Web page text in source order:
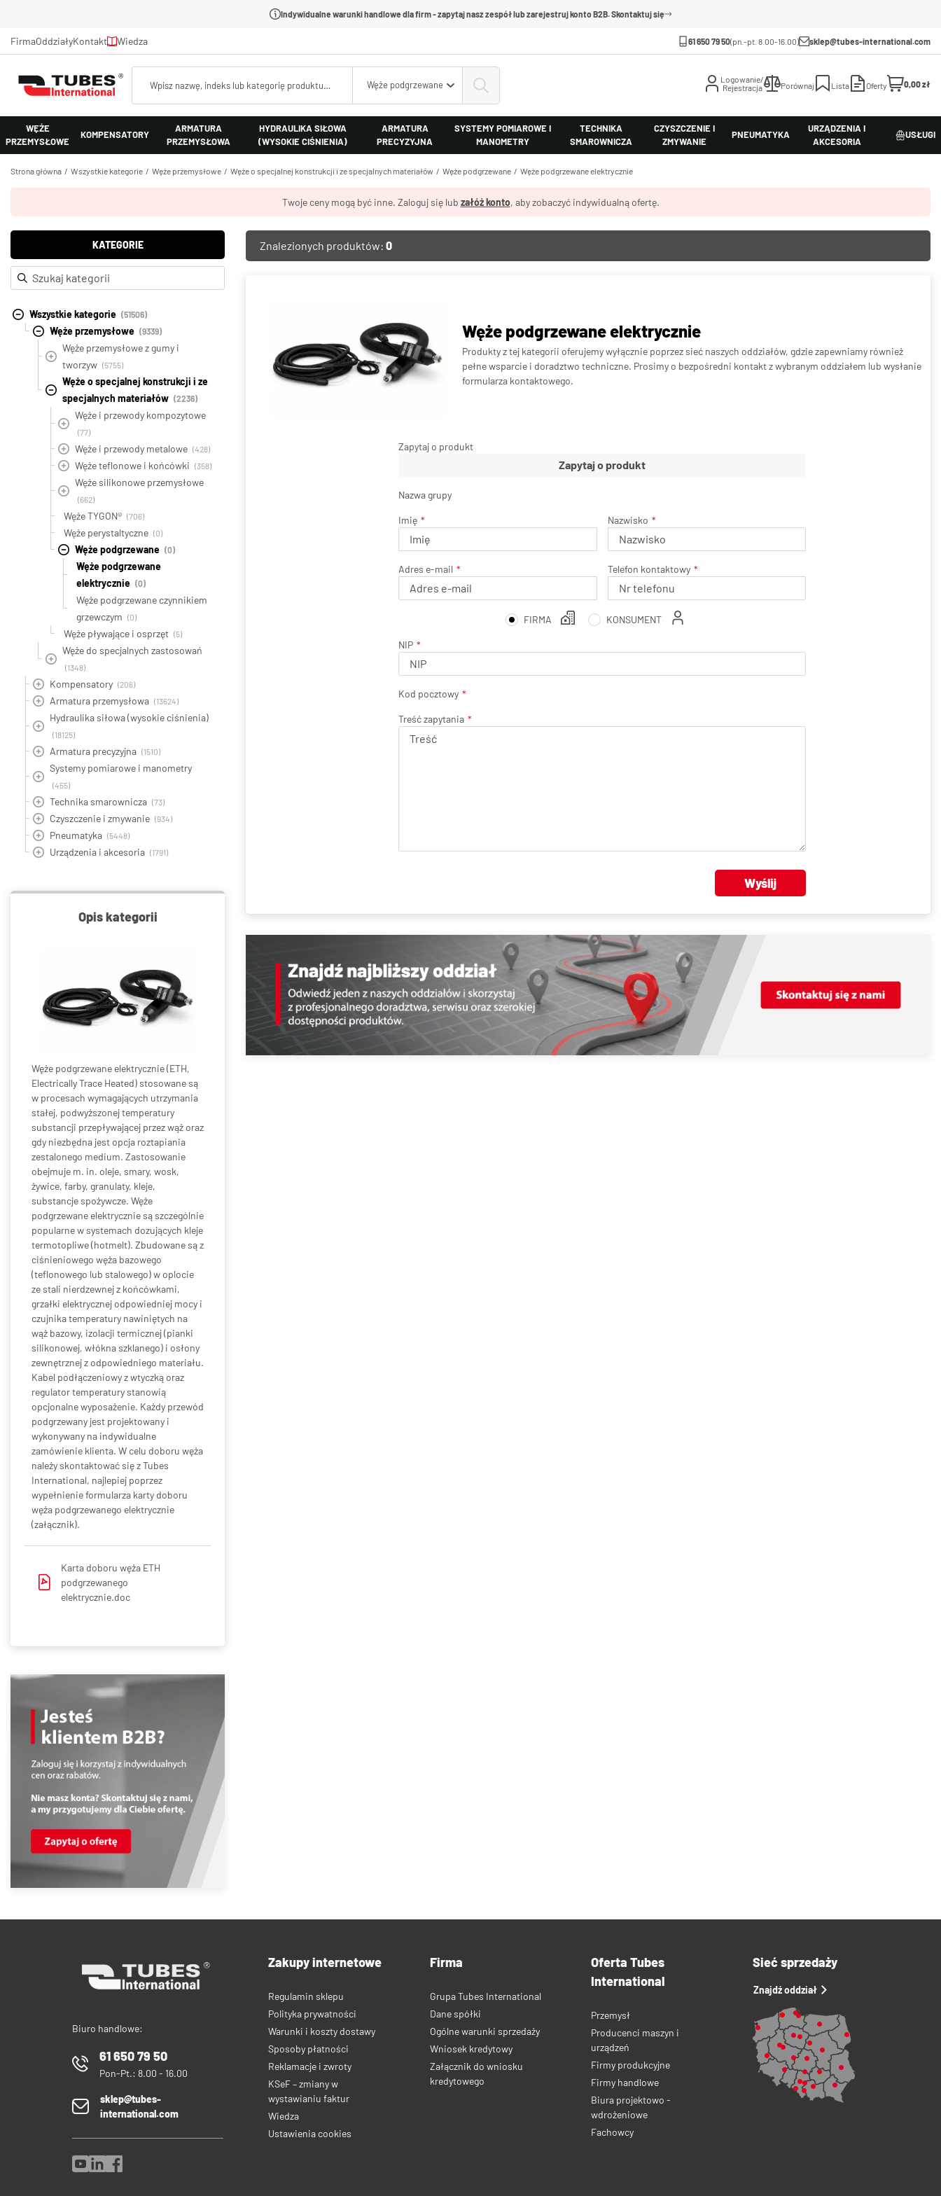
Indywidualne warunki handlowe dla firm - zapytaj nasz zespół lub zarejestruj konto B2B. Skontaktuj się
FirmaOddziałyKontakt Wiedza 61 650 79 50(pn.-pt. 8.00-16.00) sklep@tubes-international.com
Węże podgrzewane elektrycznie
Logowanie/
Rejestracja
Porównaj Lista Oferty 0,00 zł
WĘŻE
PRZEMYSŁOWE
KOMPENSATORY
ARMATURA
PRZEMYSŁOWA
HYDRAULIKA SIŁOWA
(WYSOKIE CIŚNIENIA)
ARMATURA
PRECYZYJNA
SYSTEMY POMIAROWE I
MANOMETRY
TECHNIKA
SMAROWNICZA
CZYSZCZENIE I
ZMYWANIE
PNEUMATYKA
URZĄDZENIA I
AKCESORIA
USŁUGI
Strona główna Wszystkie kategorie Węże przemysłowe Węże o specjalnej konstrukcji i ze specjalnych materiałów Węże podgrzewane Węże podgrzewane elektrycznie
Twoje ceny mogą być inne. Zaloguj się lub załóż konto, aby zobaczyć indywidualną ofertę.
KATEGORIE
Wszystkie kategorie (51506)
Węże przemysłowe (9339)
Węże przemysłowe z gumy i
tworzyw (5755)
Węże o specjalnej konstrukcji i ze
specjalnych materiałów (2236)
Węże i przewody kompozytowe
(77)
Węże i przewody metalowe (428)
Węże teflonowe i końcówki (358)
Węże silikonowe przemysłowe
(662)
Węże TYGON® (706)
Węże perystaltyczne (0)
Węże podgrzewane (0)
Węże podgrzewane
elektrycznie (0)
Węże podgrzewane czynnikiem
grzewczym (0)
Węże pływające i osprzęt (5)
Węże do specjalnych zastosowań
(1348)
Kompensatory (206)
Armatura przemysłowa (13624)
Hydraulika siłowa (wysokie ciśnienia)
(18125)
Armatura precyzyjna (1510)
Systemy pomiarowe i manometry
(455)
Technika smarownicza (73)
Czyszczenie i zmywanie (934)
Pneumatyka (5448)
Urządzenia i akcesoria (1791)
Opis kategorii
Węże podgrzewane elektrycznie (ETH,
Electrically Trace Heated) stosowane są
w procesach wymagających utrzymania
stałej, podwyższonej temperatury
substancji przepływającej przez wąż oraz
gdy niezbędna jest opcja roztapiania
zestalonego medium. Zastosowanie
obejmuje m. in. oleje, smary, wosk,
żywice, farby, granulaty, kleje,
substancje spożywcze. Węże
podgrzewane elektrycznie są szczególnie
popularne w systemach dozujących kleje
termotopliwe (hotmelt). Zbudowane są z
ciśnieniowego węża bazowego
(teflonowego lub stalowego) w oplocie
ze stali nierdzewnej z końcówkami,
grzałki elektrycznej odpowiedniej mocy i
czujnika temperatury nawiniętych na
wąż bazowy, izolacji termicznej (pianki
silikonowej, włókna szklanego) i osłony
zewnętrznej z odpowiedniego materiału.
Kabel podłączeniowy z wtyczką oraz
regulator temperatury stanowią
opcjonalne wyposażenie. Każdy przewód
podgrzewany jest projektowany i
wykonywany na indywidualne
zamówienie klienta. W celu doboru węża
należy skontaktować się z Tubes
International, najlepiej poprzez
wypełnienie formularza karty doboru
węża podgrzewanego elektrycznie
(załącznik).
Karta doboru węża ETH
podgrzewanego
elektrycznie.doc
Znalezionych produktów: 0
Węże podgrzewane elektrycznie
Produkty z tej kategorii oferujemy wyłącznie poprzez sieć naszych oddziałów, gdzie zapewniamy również
pełne wsparcie i doradztwo techniczne. Prosimy o bezpośredni kontakt z wybranym oddziałem lub wysłanie
formularza kontaktowego.
Zapytaj o produkt
Nazwa grupy
Imię Nazwisko
Adres e-mail Telefon kontaktowy
FIRMA KONSUMENT
NIP
Kod pocztowy
Treść zapytania
Biuro handlowe:
61 650 79 50
Pon-Pt.: 8.00 - 16.00
sklep@tubes-
international.com
Zakupy internetowe
Regulamin sklepu
Polityka prywatności
Warunki i koszty dostawy
Sposoby płatności
Reklamacje i zwroty
KSeF – zmiany w
wystawianiu faktur
Wiedza
Ustawienia cookies
Firma
Grupa Tubes International
Dane spółki
Ogólne warunki sprzedaży
Wniosek kredytowy
Załącznik do wniosku
kredytowego
Oferta Tubes
International
Przemysł
Producenci maszyn i
urządzeń
Firmy produkcyjne
Firmy handlowe
Biura projektowo -
wdrożeniowe
Fachowcy
Sieć sprzedaży
Znajdź oddział